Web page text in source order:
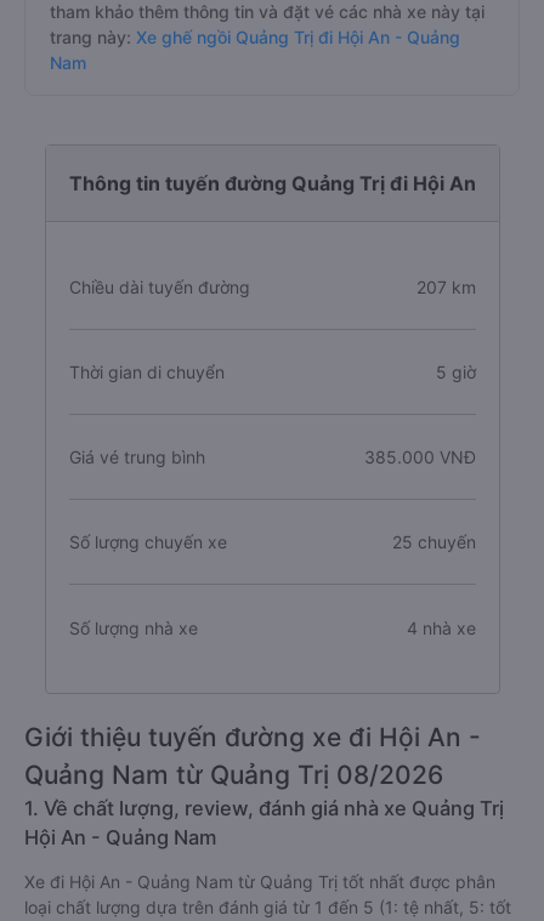
tham khảo thêm thông tin và đặt vé các nhà xe này tại
trang này: Xe ghế ngồi Quảng Trị đi Hội An - Quảng
Nam
Thông tin tuyến đường Quảng Trị đi Hội An
Chiều dài tuyến đường 207 km
Thời gian di chuyển 5 giờ
Giá vé trung bình 385.000 VNĐ
Số lượng chuyến xe 25 chuyến
Số lượng nhà xe 4 nhà xe
Giới thiệu tuyến đường xe đi Hội An -
Quảng Nam từ Quảng Trị 08/2026
1. Về chất lượng, review, đánh giá nhà xe Quảng Trị
Hội An - Quảng Nam
Xe đi Hội An - Quảng Nam từ Quảng Trị tốt nhất được phân
loại chất lượng dựa trên đánh giá từ 1 đến 5 (1: tệ nhất, 5: tốt